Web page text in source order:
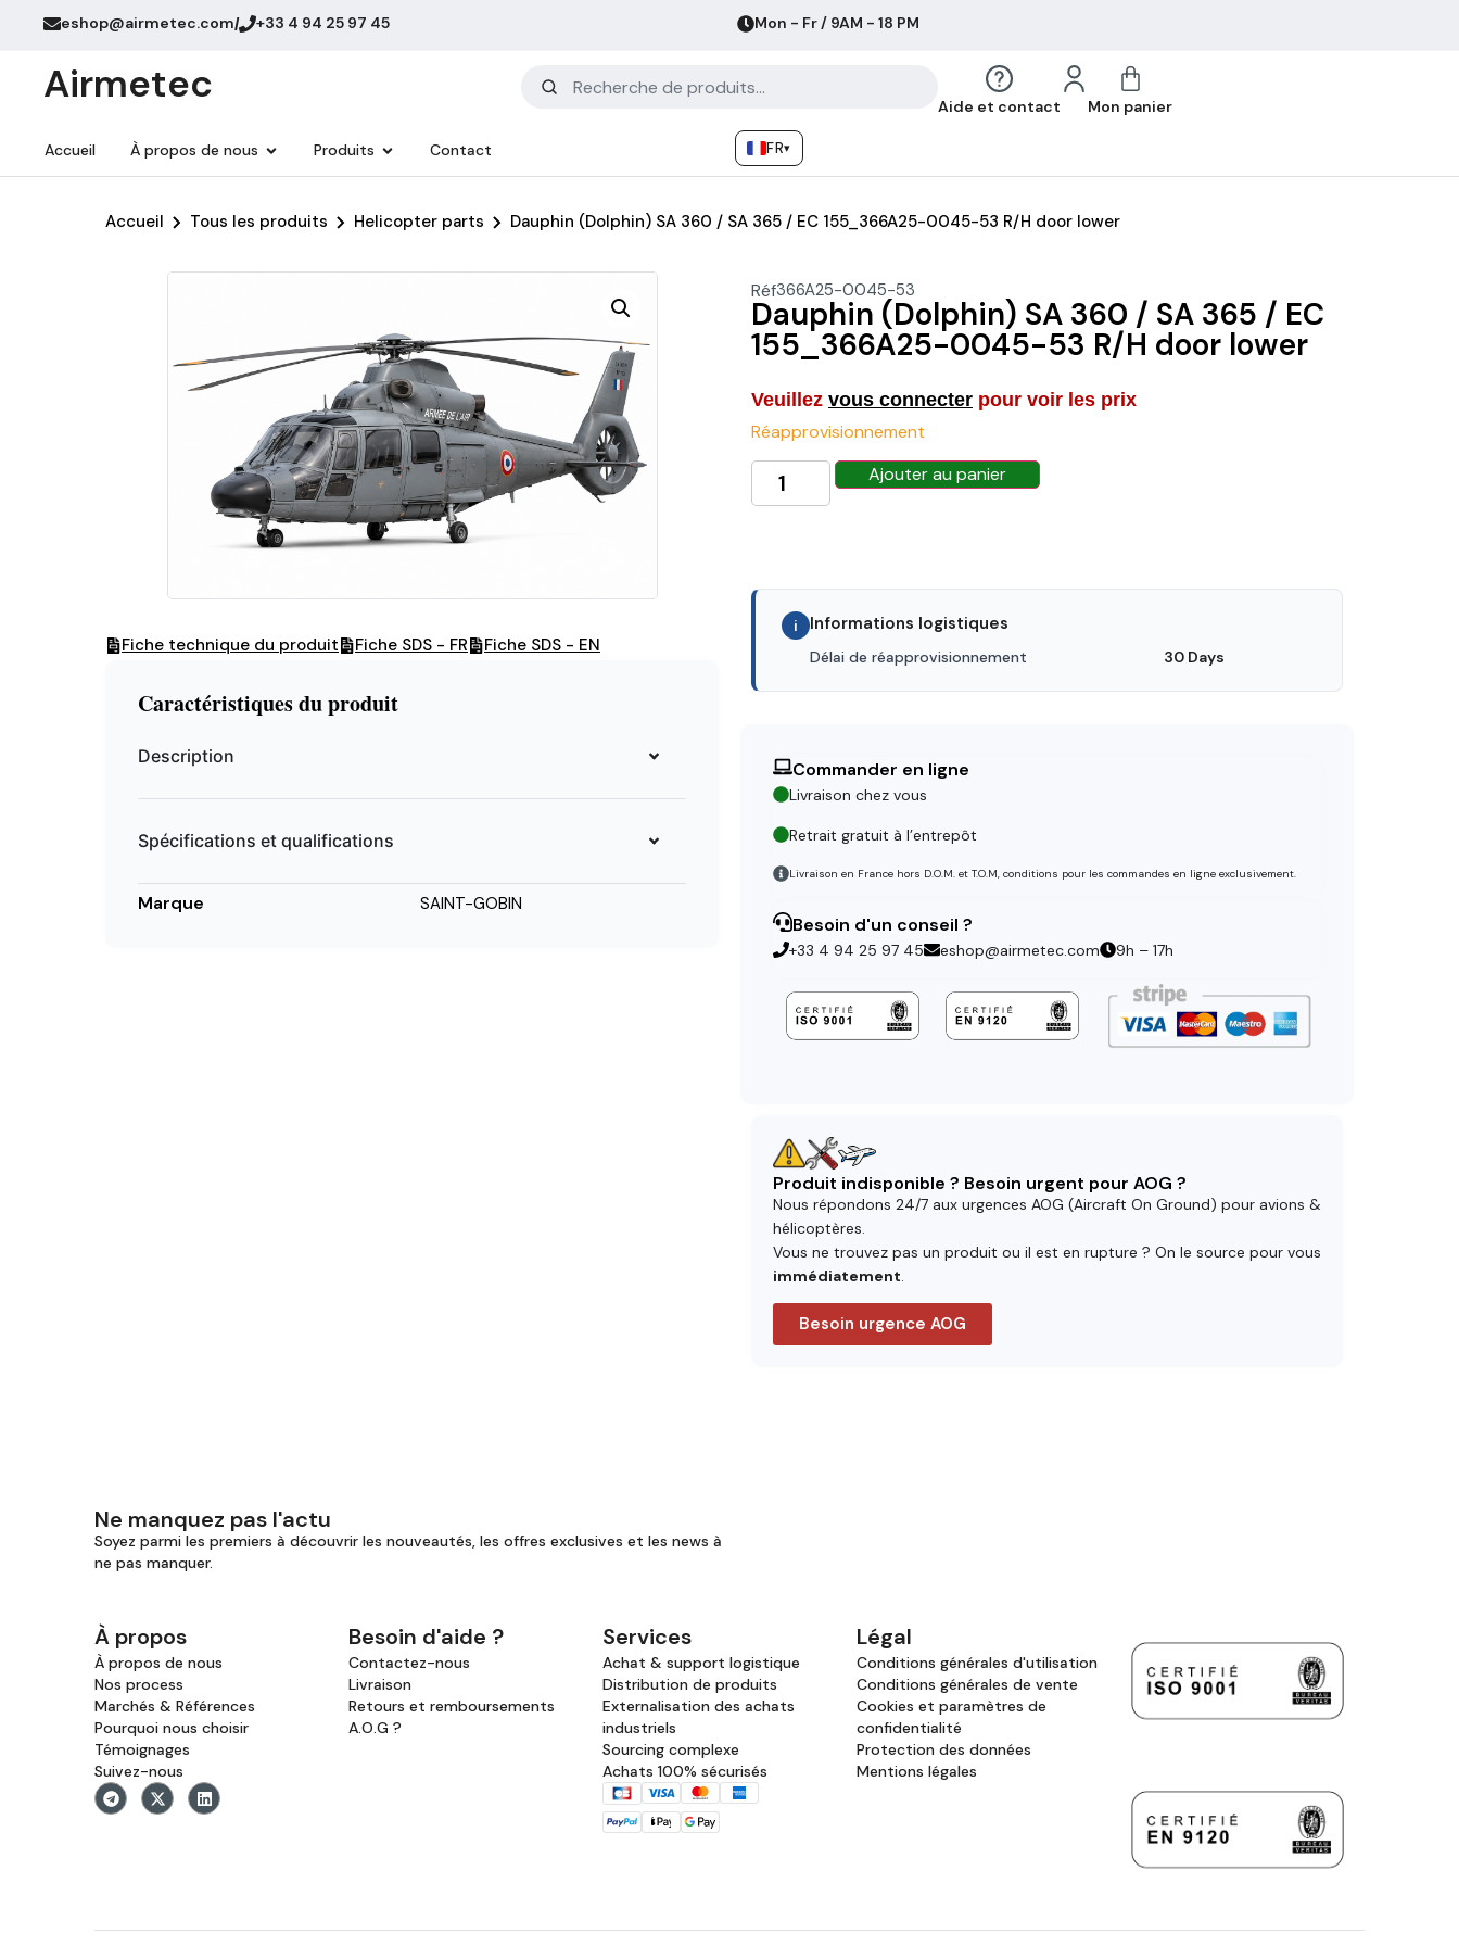
eshop@airmetec.com/ +33 4 94 25 97 45 Mon - Fr / 9AM - 18 PM
Airmetec Aide et contact Mon panier
Accueil À propos de nous Produits Contact FR▾
Accueil Tous les produits Helicopter parts Dauphin (Dolphin) SA 360 / SA 365 / EC 155_366A25-0045-53 R/H door lower
Réf366A25-0045-53
Dauphin (Dolphin) SA 360 / SA 365 / EC
155_366A25-0045-53 R/H door lower
Veuillez vous connecter pour voir les prix
Réapprovisionnement
Ajouter au panier
i Informations logistiques
Délai de réapprovisionnement 30 Days
Commander en ligne
Livraison chez vous
Retrait gratuit à l’entrepôt
Livraison en France hors D.O.M. et T.O.M, conditions pour les commandes en ligne exclusivement.
Besoin d'un conseil ?
+33 4 94 25 97 45 eshop@airmetec.com 9h – 17h
Produit indisponible ? Besoin urgent pour AOG ?
Nous répondons 24/7 aux urgences AOG (Aircraft On Ground) pour avions &
hélicoptères.
Vous ne trouvez pas un produit ou il est en rupture ? On le source pour vous
immédiatement.
Besoin urgence AOG
Fiche technique du produit Fiche SDS - FR Fiche SDS - EN
Caractéristiques du produit
Description
Spécifications et qualifications
Marque SAINT-GOBIN
Ne manquez pas l'actu
Soyez parmi les premiers à découvrir les nouveautés, les offres exclusives et les news à
ne pas manquer.
À propos
À propos de nous
Nos process
Marchés & Références
Pourquoi nous choisir
Témoignages
Suivez-nous
Besoin d'aide ?
Contactez-nous
Livraison
Retours et remboursements
A.O.G ?
Services
Achat & support logistique
Distribution de produits
Externalisation des achats
industriels
Sourcing complexe
Achats 100% sécurisés
Légal
Conditions générales d'utilisation
Conditions générales de vente
Cookies et paramètres de
confidentialité
Protection des données
Mentions légales